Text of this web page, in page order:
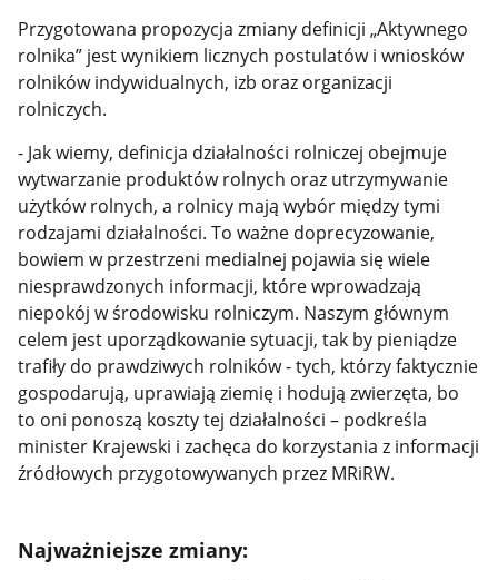
Przygotowana propozycja zmiany definicji „Aktywnego
rolnika” jest wynikiem licznych postulatów i wniosków
rolników indywidualnych, izb oraz organizacji
rolniczych.
- Jak wiemy, definicja działalności rolniczej obejmuje
wytwarzanie produktów rolnych oraz utrzymywanie
użytków rolnych, a rolnicy mają wybór między tymi
rodzajami działalności. To ważne doprecyzowanie,
bowiem w przestrzeni medialnej pojawia się wiele
niesprawdzonych informacji, które wprowadzają
niepokój w środowisku rolniczym. Naszym głównym
celem jest uporządkowanie sytuacji, tak by pieniądze
trafiły do prawdziwych rolników - tych, którzy faktycznie
gospodarują, uprawiają ziemię i hodują zwierzęta, bo
to oni ponoszą koszty tej działalności – podkreśla
minister Krajewski i zachęca do korzystania z informacji
źródłowych przygotowywanych przez MRiRW.
Najważniejsze zmiany: